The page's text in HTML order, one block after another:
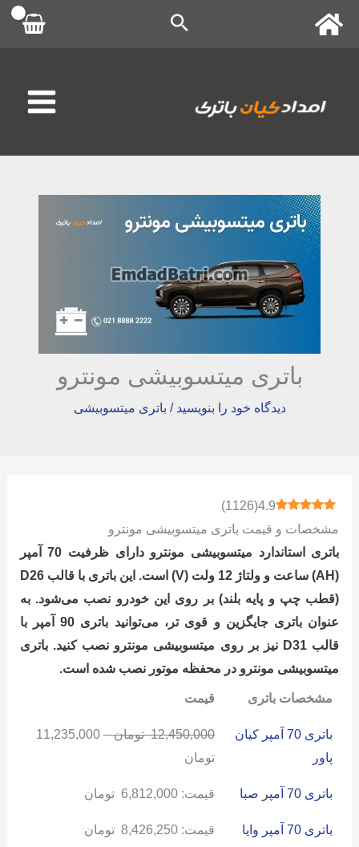
پرش
باتری میتسوبیشی مونترو
دیدگاه‌ خود را بنویسید / باتری میتسوبیشی
4.9
(
1126
)
مشخصات و قیمت باتری میتسوبیشی مونترو
باتری استاندارد میتسوبیشی مونترو دارای ظرفیت 70 آمپر
(AH) ساعت و ولتاژ 12 ولت (V) است. این باتری با قالب D26
(قطب چپ و پایه بلند) بر روی این خودرو نصب می‌شود. به
عنوان باتری جایگزین و قوی تر، می‌توانید باتری 90 آمپر با
قالب D31 نیز بر روی میتسوبیشی مونترو نصب کنید. باتری
میتسوبیشی مونترو در محفظه موتور نصب شده است.
مشخصات باتری قیمت
باتری 70 آمپر کیان
پاور
12,450,000 تومان –
11,235,000
تومان
باتری 70 آمپر صبا قیمت: 6,812,000 تومان
باتری 70 آمپر وایا قیمت: 8,426,250 تومان